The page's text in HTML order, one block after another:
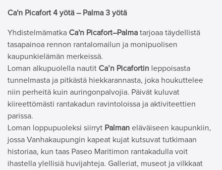
Ca'n Picafort 4 yötä – Palma 3 yötä
Yhdistelmämatka Ca'n Picafort–Palma tarjoaa täydellistä
tasapainoa rennon rantalomailun ja monipuolisen
kaupunkielämän merkeissä.
Loman alkupuolella nautit Ca’n Picafortin leppoisasta
tunnelmasta ja pitkästä hiekkarannasta, joka houkuttelee
niin perheitä kuin auringonpalvojia. Päivät kuluvat
kiireettömästi rantakadun ravintoloissa ja aktiviteettien
parissa.
Loman loppupuoleksi siirryt Palman eläväiseen kaupunkiin,
jossa Vanhakaupungin kapeat kujat kutsuvat tutkimaan
historiaa, kun taas Paseo Maritimon rantakadulla voit
ihastella ylellisiä huvijahteja. Galleriat, museot ja vilkkaat